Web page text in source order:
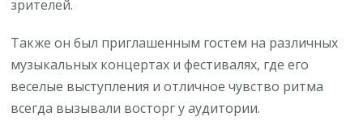
зрителей.
Также он был приглашенным гостем на различных
музыкальных концертах и фестивалях, где его
веселые выступления и отличное чувство ритма
всегда вызывали восторг у аудитории.